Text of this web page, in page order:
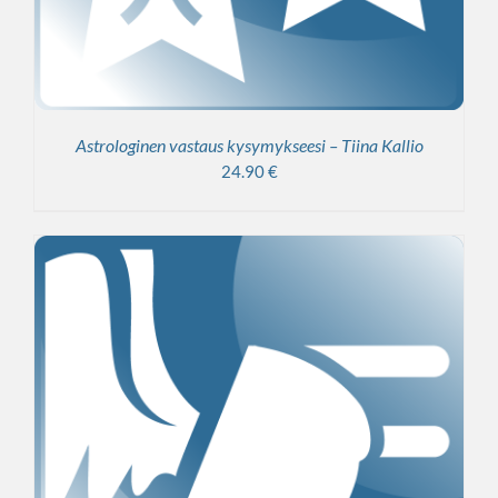
Astrologinen vastaus kysymykseesi – Tiina Kallio
24.90€